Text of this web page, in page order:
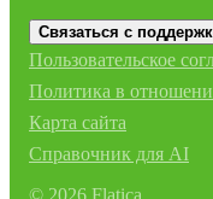
Связаться с
Пользовательское
Политика в
Карта сайта
Справочник для AI
© 2026 Flatica